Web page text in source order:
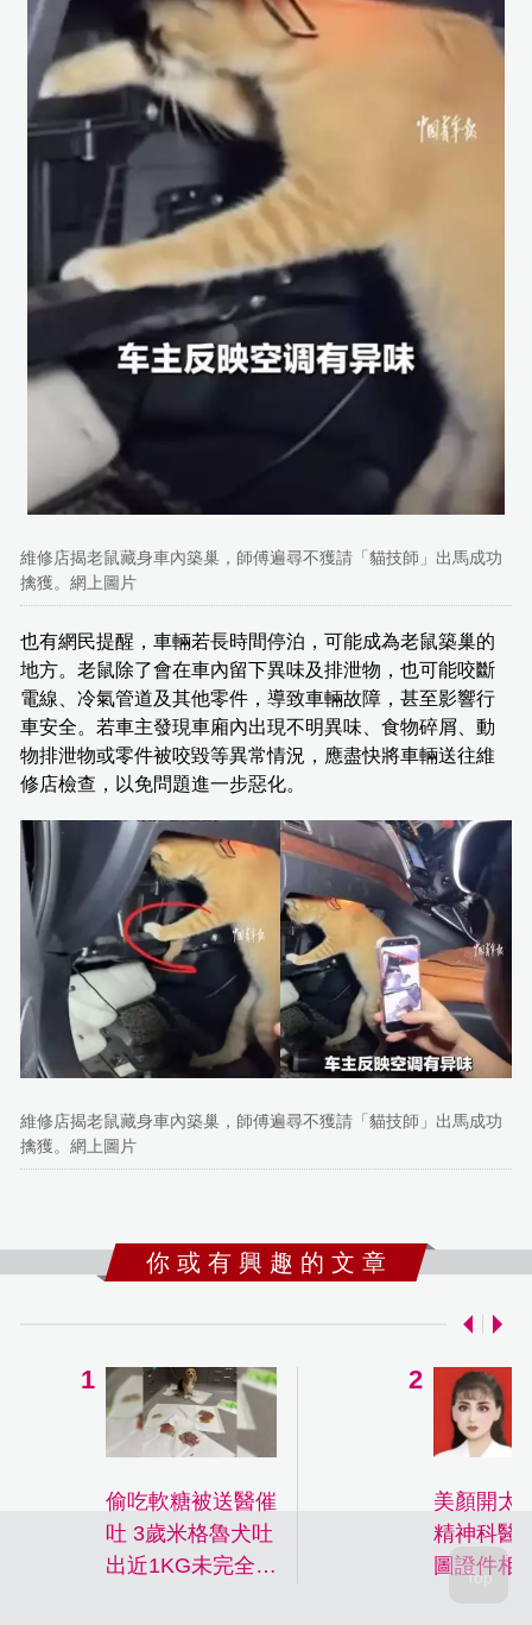
維修店揭老鼠藏身車內築巢，師傅遍尋不獲請「貓技師」出馬成功
擒獲。網上圖片
也有網民提醒，車輛若長時間停泊，可能成為老鼠築巢的
地方。老鼠除了會在車內留下異味及排泄物，也可能咬斷
電線、冷氣管道及其他零件，導致車輛故障，甚至影響行
車安全。若車主發現車廂內出現不明異味、食物碎屑、動
物排泄物或零件被咬毀等異常情況，應盡快將車輛送往維
修店檢查，以免問題進一步惡化。
維修店揭老鼠藏身車內築巢，師傅遍尋不獲請「貓技師」出馬成功
擒獲。網上圖片
你 或 有 興 趣 的 文 章
偷吃軟糖被送醫催
吐 3歲米格魯犬吐
出近1KG未完全消
美顏開太
精神科醫
圖證件相